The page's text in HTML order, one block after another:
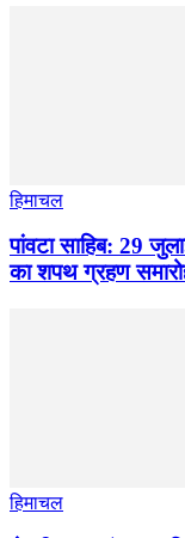
हिमाचल
पांवटा साहिब: 29
का शपथ ग्रहण
हिमाचल